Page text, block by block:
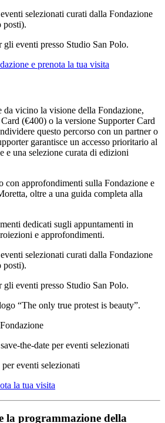
selezionati curati dalla Fondazione
posti).
gli eventi presso Studio San Polo.
e prenota la tua visita
da vicino la visione della Fondazione,
(€400) o la versione Supporter Card
questo percorso con un partner o
garantisce un accesso prioritario al
e una selezione curata di edizioni
con approfondimenti sulla Fondazione e
oltre a una guida completa alla
dedicati sugli appuntamenti in
e approfondimenti.
selezionati curati dalla Fondazione
posti).
gli eventi presso Studio San Polo.
“The only true protest is beauty”.
the-date per eventi selezionati
eventi selezionati
la tua visita
la programmazione della